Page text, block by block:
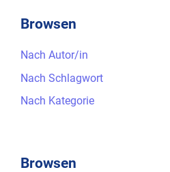
Browsen
Nach Autor/in
Nach Schlagwort
Nach Kategorie
Browsen